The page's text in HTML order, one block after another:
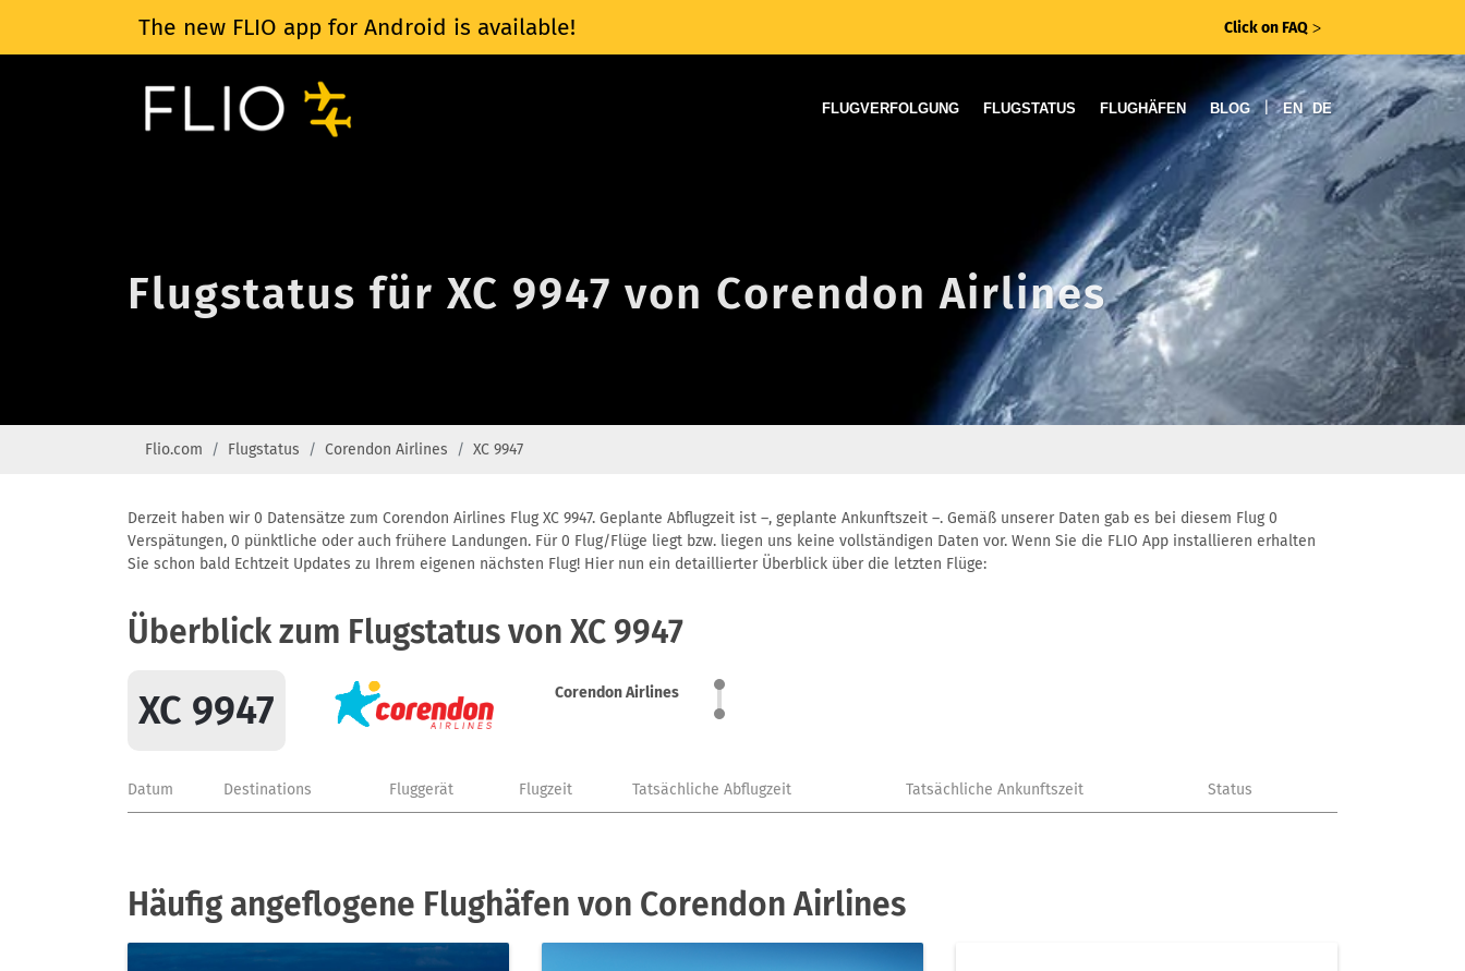
The new FLIO app for Android is available! Click on FAQ ᐳ
FLUGVERFOLGUNG FLUGSTATUS FLUGHÄFEN BLOG | EN DE
Flugstatus für XC 9947 von Corendon Airlines
Flio.com Flugstatus Corendon Airlines XC 9947
Derzeit haben wir 0 Datensätze zum Corendon Airlines Flug XC 9947. Geplante Abflugzeit ist –, geplante Ankunftszeit –. Gemäß unserer Daten gab es bei diesem Flug 0
Verspätungen, 0 pünktliche oder auch frühere Landungen. Für 0 Flug/Flüge liegt bzw. liegen uns keine vollständigen Daten vor. Wenn Sie die FLIO App installieren erhalten
Sie schon bald Echtzeit Updates zu Ihrem eigenen nächsten Flug! Hier nun ein detaillierter Überblick über die letzten Flüge:
Überblick zum Flugstatus von XC 9947
XC 9947 Corendon Airlines
Datum Destinations Fluggerät Flugzeit Tatsächliche Abflugzeit Tatsächliche Ankunftszeit Status
Häufig angeflogene Flughäfen von Corendon Airlines